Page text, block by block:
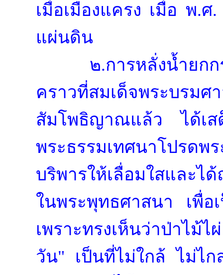
เมื่อเมืองแครง เมื่อ พ.
แผ่นดิน
๒.การหลั่งน้ำยก
คราวที่สมเด็จพระบรม
สัมโพธิญาณแล้ว ได้เส
พระธรรมเทศนาโปรด
บริพารให้เลื่อมใสและไ
ในพระพุทธศาสนา เพื่อ
เพราะทรงเห็นว่าป่าไม้
วัน" เป็นที่ไม่ใกล้ ไม่ไ